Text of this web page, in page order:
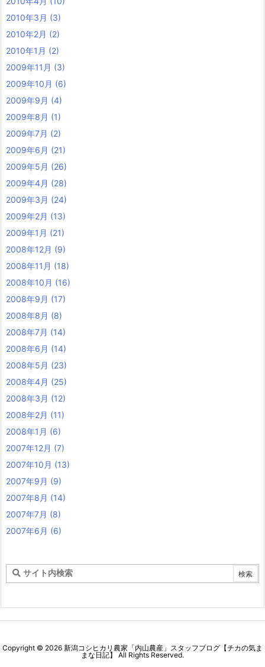
2010年3月 (3)
2010年2月 (2)
2010年1月 (2)
2009年11月 (3)
2009年10月 (6)
2009年9月 (4)
2009年8月 (1)
2009年7月 (2)
2009年6月 (21)
2009年5月 (26)
2009年4月 (28)
2009年3月 (24)
2009年2月 (13)
2009年1月 (21)
2008年12月 (9)
2008年11月 (18)
2008年10月 (16)
2008年9月 (17)
2008年8月 (8)
2008年7月 (14)
2008年6月 (14)
2008年5月 (23)
2008年4月 (25)
2008年3月 (12)
2008年2月 (11)
2008年1月 (6)
2007年12月 (7)
2007年10月 (13)
2007年9月 (9)
2007年8月 (14)
2007年7月 (8)
2007年6月 (6)
Copyright © 2026 新潟コシヒカリ農家「内山農産」スタッフブログ【チカの気ま
まな日記】 All Rights Reserved.